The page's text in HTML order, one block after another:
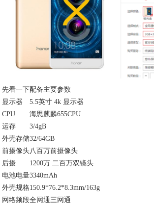
先看一下配备主要参数
显示器
5.5英寸 4k 显示器
CPU
海思麒麟655CPU
运存
3/4gB
外壳存储32/64GB
前摄像头八百万前摄像头
后摄
1200万 二百万双镜头
电池电量3340mAh
外壳规格150.9*76.2*8.3mm/163g
网络频段全网通三网通